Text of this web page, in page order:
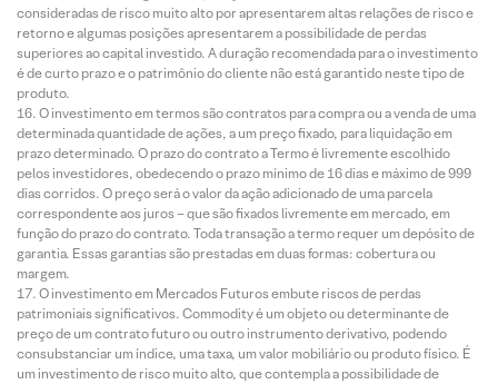
consideradas de risco muito alto por apresentarem altas relações de risco e
retorno e algumas posições apresentarem a possibilidade de perdas
superiores ao capital investido. A duração recomendada para o investimento
é de curto prazo e o patrimônio do cliente não está garantido neste tipo de
produto.
O investimento em termos são contratos para compra ou a venda de uma
determinada quantidade de ações, a um preço fixado, para liquidação em
prazo determinado. O prazo do contrato a Termo é livremente escolhido
pelos investidores, obedecendo o prazo mínimo de 16 dias e máximo de 999
dias corridos. O preço será o valor da ação adicionado de uma parcela
correspondente aos juros – que são fixados livremente em mercado, em
função do prazo do contrato. Toda transação a termo requer um depósito de
garantia. Essas garantias são prestadas em duas formas: cobertura ou
margem.
O investimento em Mercados Futuros embute riscos de perdas
patrimoniais significativos. Commodity é um objeto ou determinante de
preço de um contrato futuro ou outro instrumento derivativo, podendo
consubstanciar um índice, uma taxa, um valor mobiliário ou produto físico. É
um investimento de risco muito alto, que contempla a possibilidade de